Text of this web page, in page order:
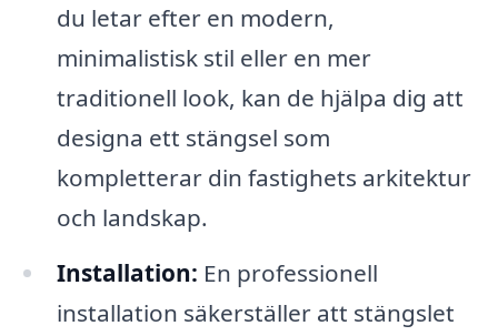
du letar efter en modern,
minimalistisk stil eller en mer
traditionell look, kan de hjälpa dig att
designa ett stängsel som
kompletterar din fastighets arkitektur
och landskap.
Installation: En professionell
installation säkerställer att stängslet